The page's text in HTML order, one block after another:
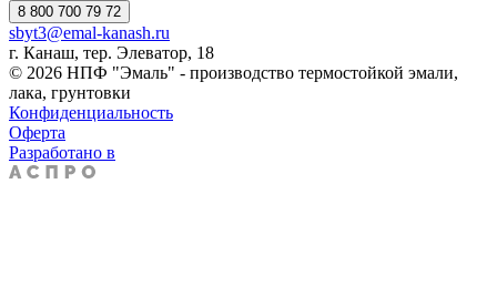
8 800 700 79 72
sbyt3@emal-kanash.ru
г. Канаш, тер. Элеватор, 18
© 2026 НПФ "Эмаль" - производство термостойкой эмали,
лака, грунтовки
Конфиденциальность
Оферта
Разработано в